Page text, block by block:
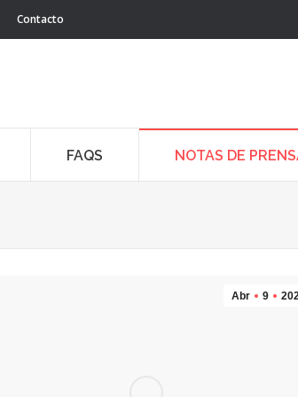
Contacto
FAQS NOTAS DE
Abr 9